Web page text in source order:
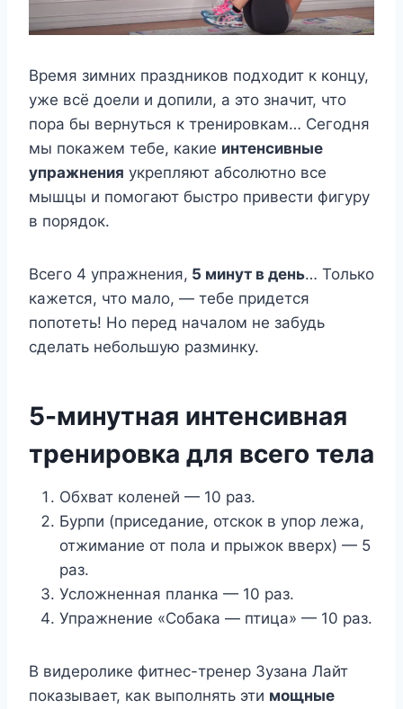
Время зимних праздников подходит к концу,
уже всё доели и допили, а это значит, что
пора бы вернуться к тренировкам… Сегодня
мы покажем тебе, какие интенсивные
упражнения укрепляют абсолютно все
мышцы и помогают быстро привести фигуру
в порядок.
Всего 4 упражнения, 5 минут в день… Только
кажется, что мало, — тебе придется
попотеть! Но перед началом не забудь
сделать небольшую разминку.
5-минутная интенсивная
тренировка для всего тела
Обхват коленей — 10 раз.
Бурпи (приседание, отскок в упор лежа,
отжимание от пола и прыжок вверх) — 5
раз.
Усложненная планка — 10 раз.
Упражнение «Cобака — птица» — 10 раз.
В видеролике фитнес-тренер Зузана Лайт
показывает, как выполнять эти мощные